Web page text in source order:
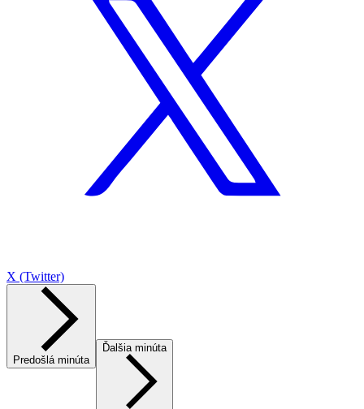
X (Twitter)
Predošlá minúta
Ďalšia minúta